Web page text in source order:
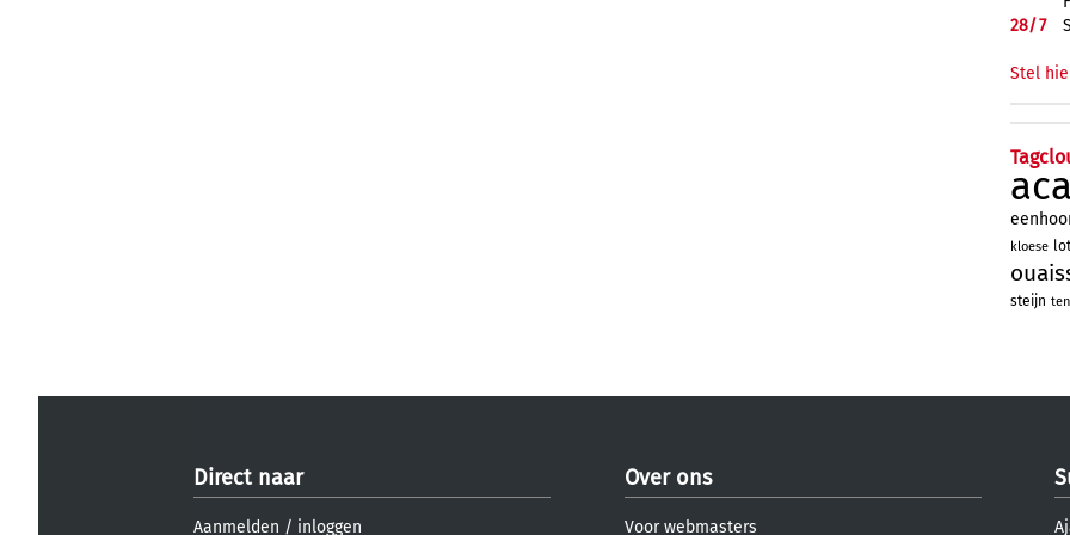
28/7
Stel
kloese
steijn
Direct naar
Aanmelden / inloggen
Over ons
Voor webmasters